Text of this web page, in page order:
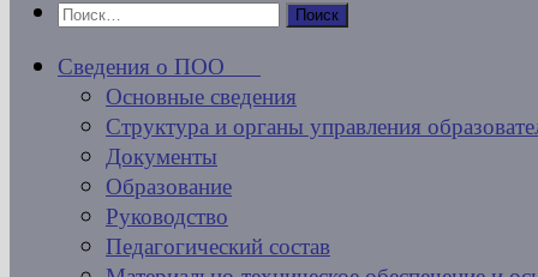
Найти:
Сведения о ПОО
Основные сведения
Структура и органы управления
Документы
Образование
Руководство
Педагогический состав